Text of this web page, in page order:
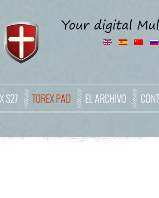
S27 TOREX PAD EL ARCHIVO